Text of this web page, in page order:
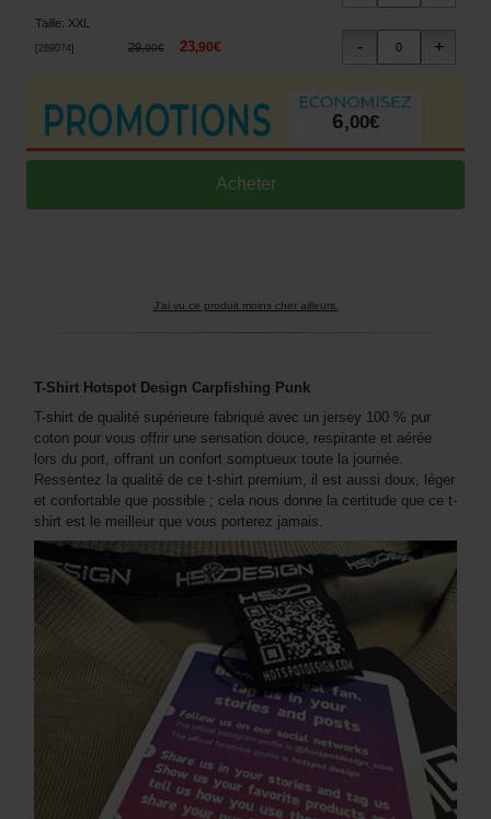
Taille: XXL
269074] 29,90€ 23,90€
6,00€
J'ai vu ce produit moins cher ailleurs.
T-Shirt Hotspot Design Carpfishing Punk
T-shirt de qualité supérieure fabriqué avec un jersey 100 % pur
coton pour vous offrir une sensation douce, respirante et aérée
lors du port, offrant un confort somptueux toute la journée.
Ressentez la qualité de ce t-shirt premium, il est aussi doux, léger
et confortable que possible ; cela nous donne la certitude que ce t-
shirt est le meilleur que vous porterez jamais.